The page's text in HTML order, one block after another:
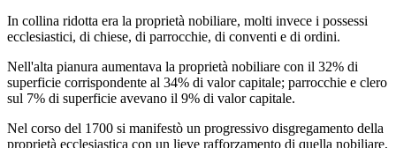
In collina ridotta era la proprietà nobiliare, molti invece i possessi
ecclesiastici, di chiese, di parrocchie, di conventi e di ordini.
Nell'alta pianura aumentava la proprietà nobiliare con il 32% di
superficie corrispondente al 34% di valor capitale; parrocchie e clero
sul 7% di superficie avevano il 9% di valor capitale.
Nel corso del 1700 si manifestò un progressivo disgregamento della
proprietà ecclesiastica con un lieve rafforzamento di quella nobiliare,